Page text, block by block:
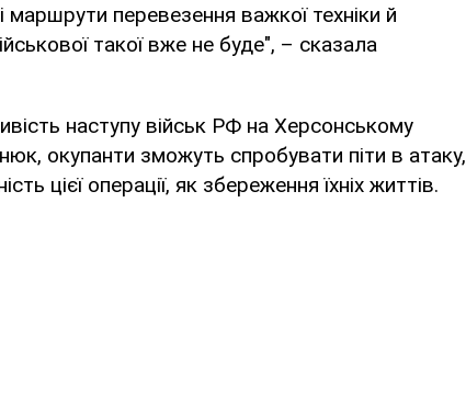
маршрути перевезення важкої техніки й
такої вже не буде", – сказала
наступу військ РФ на Херсонському
окупанти зможуть спробувати піти в атаку,
цієї операції, як збереження їхніх життів.